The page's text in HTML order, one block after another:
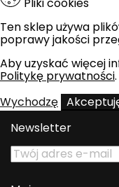
Ten sklep używa
poprawy jakości
Aby uzyskać więcej
Politykę prywatności.
Wychodzę
Newsletter